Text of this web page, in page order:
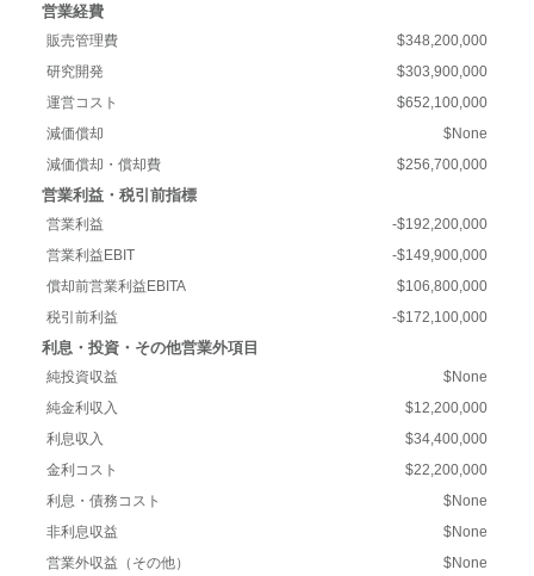
営業経費
販売管理費
$348,200,000
研究開発
$303,900,000
運営コスト
$652,100,000
減価償却
$None
減価償却・償却費
$256,700,000
営業利益・税引前指標
営業利益
-$192,200,000
営業利益EBIT
-$149,900,000
償却前営業利益EBITA
$106,800,000
税引前利益
-$172,100,000
利息・投資・その他営業外項目
純投資収益
$None
純金利収入
$12,200,000
利息収入
$34,400,000
金利コスト
$22,200,000
利息・債務コスト
$None
非利息収益
$None
営業外収益（その他）
$None